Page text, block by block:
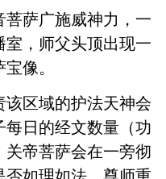
菩萨广施威神力，一
，师父头顶出现一
像。
区域的护法天神会
日的经文数量（功
帝菩萨会在一旁彻